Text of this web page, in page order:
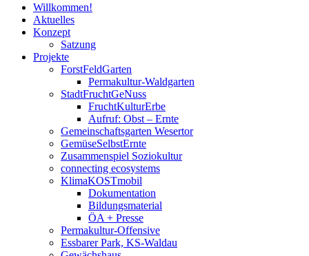
Willkommen!
Aktuelles
Konzept
Satzung
Projekte
ForstFeldGarten
Permakultur-Waldgarten
StadtFruchtGeNuss
FruchtKulturErbe
Aufruf: Obst – Ernte
Gemeinschaftsgarten Wesertor
GemüseSelbstErnte
Zusammenspiel Soziokultur
connecting ecosystems
KlimaKOSTmobil
Dokumentation
Bildungsmaterial
ÖA + Presse
Permakultur-Offensive
Essbarer Park, KS-Waldau